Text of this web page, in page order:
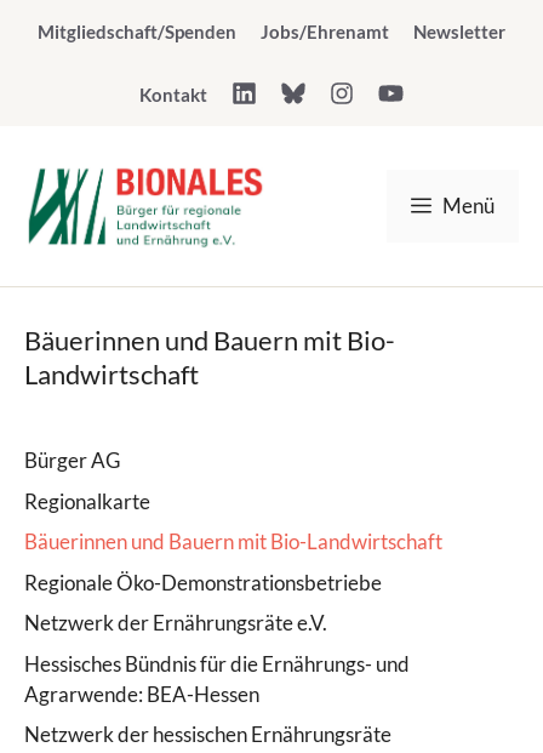
InhaltMitgliedschaft/Spenden Jobs/Ehrenamt Newsletter
Kontakt
Menü
Bäuerinnen und Bauern mit Bio-
Landwirtschaft
Bürger AG
Regionalkarte
Bäuerinnen und Bauern mit Bio-Landwirtschaft
Regionale Öko-Demonstrationsbetriebe
Netzwerk der Ernährungsräte e.V.
Hessisches Bündnis für die Ernährungs- und
Agrarwende: BEA-Hessen
Netzwerk der hessischen Ernährungsräte